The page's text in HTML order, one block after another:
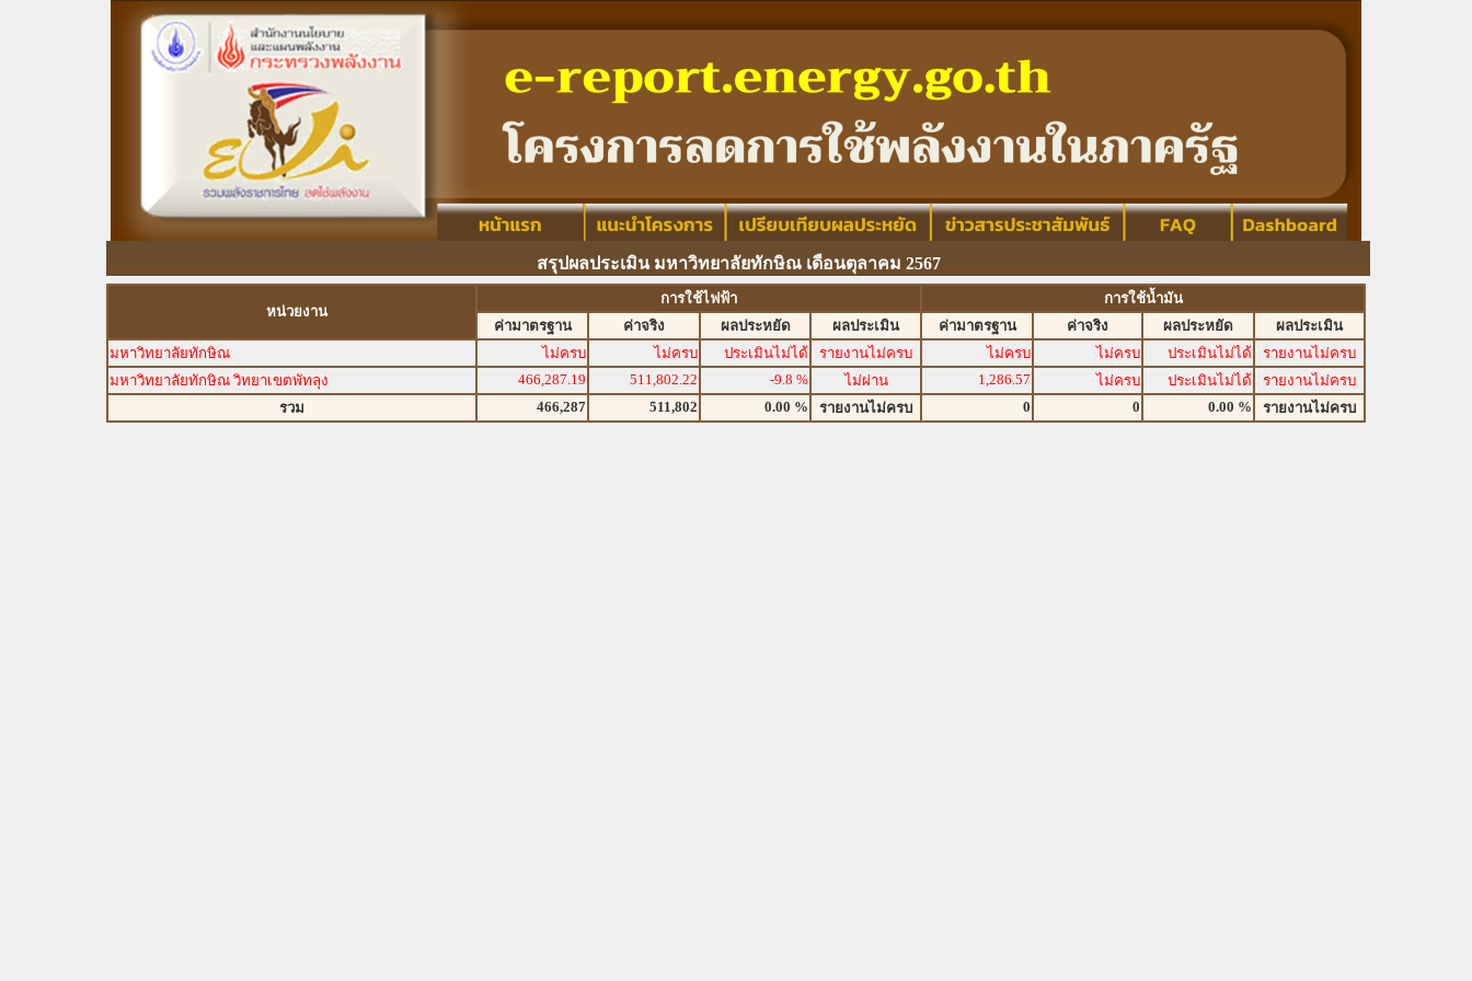
สรุปผลประเมิน มหาวิทยาลัยทักษิณ เดือนตุลาคม 2567
หน่วยงาน
การใช้ไฟฟ้า
การใช้น้ำมัน
ค่ามาตรฐาน
ค่าจริง ผลประหยัด ผลประเมิน ค่ามาตรฐาน ค่าจริง ผลประหยัด
ผลประเมิน
มหาวิทยาลัยทักษิณ
ไม่ครบ ไม่ครบ ประเมินไม่ได้ รายงานไม่ครบ ไม่ครบ ไม่ครบ ประเมินไม่ได้
รายงานไม่ครบ
มหาวิทยาลัยทักษิณ วิทยาเขตพัทลุง
466,287.19 511,802.22 -9.8 % ไม่ผ่าน 1,286.57 ไม่ครบ ประเมินไม่ได้
รายงานไม่ครบ
รวม
466,287 511,802 0.00 % รายงานไม่ครบ 0 0 0.00 % รายงานไม่ครบ